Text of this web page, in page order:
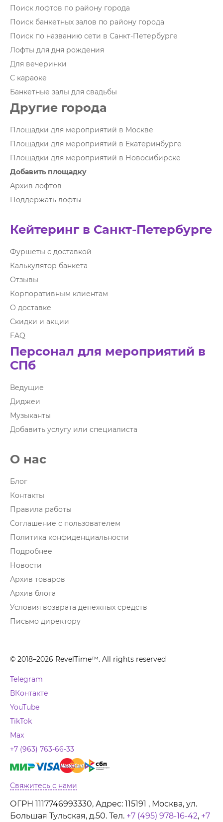
Поиск лофтов по району города
Поиск банкетных залов по району города
Поиск по названию сети в Санкт-Петербурге
Лофты для дня рождения
Для вечеринки
С караоке
Банкетные залы для свадьбы
Другие города
Площадки для мероприятий в Москве
Площадки для мероприятий в Екатеринбурге
Площадки для мероприятий в Новосибирске
Добавить площадку
Архив лофтов
Поддержать лофты
Кейтеринг в Санкт-Петербурге
Фуршеты с доставкой
Калькулятор банкета
Отзывы
Корпоративным клиентам
О доставке
Скидки и акции
FAQ
Персонал для мероприятий в
СПб
Ведущие
Диджеи
Музыканты
Добавить услугу или специалиста
О нас
Блог
Контакты
Правила работы
Соглашение с пользователем
Политика конфиденциальности
Подробнее
Новости
Архив товаров
Архив блога
Условия возврата денежных средств
Письмо директору
© 2018–2026 RevelTime™. All rights reserved
Telegram
ВКонтакте
YouTube
TikTok
Max
+7 (963) 763-66-33
Свяжитесь с нами
ОГРН 1117746993330, Адрес: 115191 , Москва, ул.
Большая Тульская, д.50. Тел. +7 (495) 978-16-42, +7